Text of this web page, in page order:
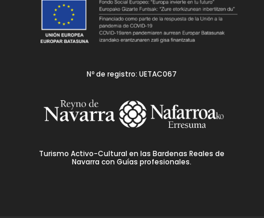
Nº de registro: UETAC067
Turismo Activo-Cultural en las Bardenas Reales de
Navarra con Guías profesionales.